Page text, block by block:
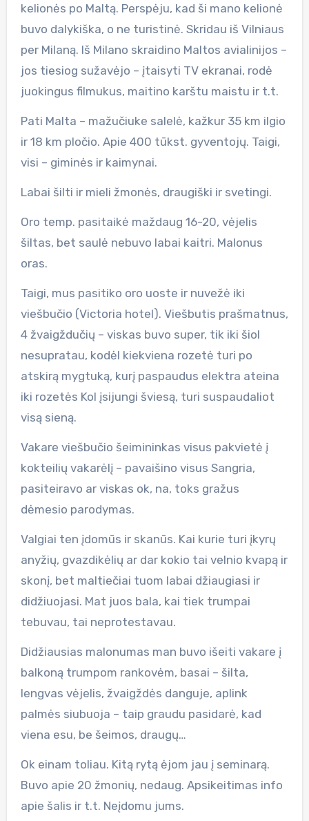
kelionės po Maltą. Perspėju, kad ši mano kelionė
buvo dalykiška, o ne turistinė. Skridau iš Vilniaus
per Milaną. Iš Milano skraidino Maltos avialinijos –
jos tiesiog sužavėjo – įtaisyti TV ekranai, rodė
juokingus filmukus, maitino karštu maistu ir t.t.
Pati Malta – mažučiuke salelė, kažkur 35 km ilgio
ir 18 km pločio. Apie 400 tūkst. gyventojų. Taigi,
visi – giminės ir kaimynai.
Labai šilti ir mieli žmonės, draugiški ir svetingi.
Oro temp. pasitaikė maždaug 16-20, vėjelis
šiltas, bet saulė nebuvo labai kaitri. Malonus
oras.
Taigi, mus pasitiko oro uoste ir nuvežė iki
viešbučio (Victoria hotel). Viešbutis prašmatnus,
4 žvaigždučių – viskas buvo super, tik iki šiol
nesupratau, kodėl kiekviena rozetė turi po
atskirą mygtuką, kurį paspaudus elektra ateina
iki rozetės Kol įsijungi šviesą, turi suspaudaliot
visą sieną.
Vakare viešbučio šeimininkas visus pakvietė į
kokteilių vakarėlį – pavaišino visus Sangria,
pasiteiravo ar viskas ok, na, toks gražus
dėmesio parodymas.
Valgiai ten įdomūs ir skanūs. Kai kurie turi įkyrų
anyžių, gvazdikėlių ar dar kokio tai velnio kvapą ir
skonį, bet maltiečiai tuom labai džiaugiasi ir
didžiuojasi. Mat juos bala, kai tiek trumpai
tebuvau, tai neprotestavau.
Didžiausias malonumas man buvo išeiti vakare į
balkoną trumpom rankovėm, basai – šilta,
lengvas vėjelis, žvaigždės danguje, aplink
palmės siubuoja – taip graudu pasidarė, kad
viena esu, be šeimos, draugų…
Ok einam toliau. Kitą rytą ėjom jau į seminarą.
Buvo apie 20 žmonių, nedaug. Apsikeitimas info
apie šalis ir t.t. Neįdomu jums.